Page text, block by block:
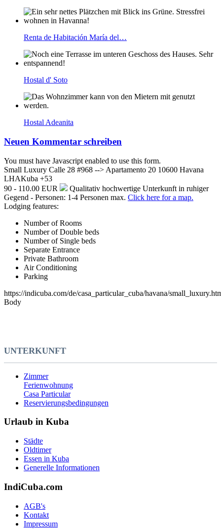
Renta de Habitación María del…
Hostal d' Soto
Hostal Adeanita
Neuen Kommentar schreiben
You must have Javascript enabled to use this form.
Small Luxury Calle 28 #968 --> Apartamento 20 10600 Havana
LHAKuba +53
90 - 110.00 EUR
Qualitativ hochwertige Unterkunft in ruhiger
Gegend - Personen: 1-4 Personen max. Click here for a map.
Lodging features:
Number of Rooms
Number of Double beds
Number of Single beds
Separate Entrance
Private Bathroom
Air Conditioning
Parking
https://indicuba.com/de/casa_particular_cuba/havana/
Body
UNTERKUNFT
Zimmer
Ferienwohnung
Casa Particular
Reservierungsbedingungen
Urlaub in Kuba
Städte
Oldtimer
Essen in Kuba
Generelle Informationen
IndiCuba.com
AGB's
Kontakt
Impressum